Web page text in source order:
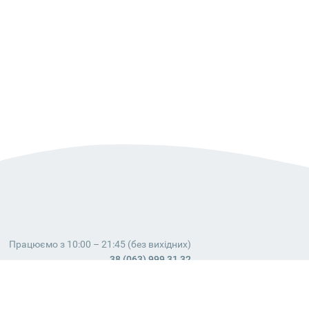
Працюємо з 10:00 – 21:45 (без вихідних)
38 (063) 999 31 32